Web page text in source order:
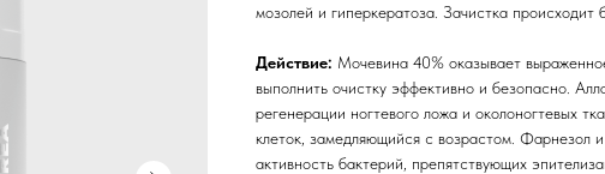
мозолей и гиперкератоза. Зачистка происходит
Действие: Мочевина 40% оказывает
выполнить очистку эффективно и безопасно.
регенерации ногтевого ложа и околоногтевых
клеток, замедляющийся с возрастом. Фарнезол
активность бактерий, препятствующих